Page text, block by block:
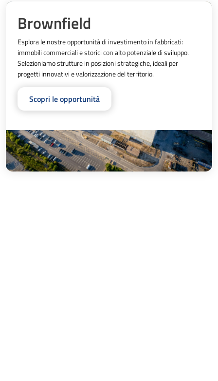
Brownfield
Esplora le nostre opportunità di investimento in fabbricati:
immobili commerciali e storici con alto potenziale di sviluppo.
Selezioniamo strutture in posizioni strategiche, ideali per
progetti innovativi e valorizzazione del territorio.
Scopri le opportunità